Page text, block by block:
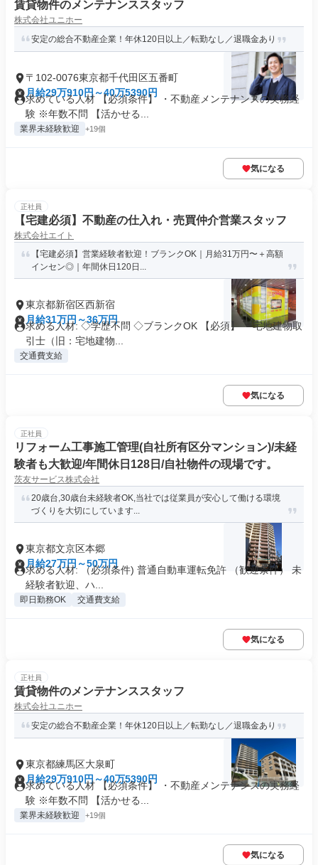
賃貸物件のメンテナンススタッフ
株式会社ユニホー
安定の総合不動産企業！年休120日以上／転勤なし／退職金あり
〒102-0076東京都千代田区五番町
月給29万910円～40万5390円
求めている人材 【必須条件】 ・不動産メンテナンスの実務経
験 ※年数不問 【活かせる...
業界未経験歓迎 +19個
気になる
正社員
【宅建必須】不動産の仕入れ・売買仲介営業スタッフ
株式会社エイト
【宅建必須】営業経験者歓迎！ブランクOK｜月給31万円〜＋高額
インセン◎｜年間休日120日...
東京都新宿区西新宿
月給31万円～36万円
求める人材: ◇学歴不問 ◇ブランクOK 【必須】 ・宅地建物取
引士（旧：宅地建物...
交通費支給
気になる
正社員
リフォーム工事施工管理(自社所有区分マンション)/未経
験者も大歓迎/年間休日128日/自社物件の現場です。
茨友サービス株式会社
20歳台,30歳台未経験者OK,当社では従業員が安心して働ける環境
づくりを大切にしています...
東京都文京区本郷
月給27万円～50万円
求める人材: （必須条件) 普通自動車運転免許 （歓迎条件） 未
経験者歓迎、ハ...
即日勤務OK 交通費支給
気になる
正社員
賃貸物件のメンテナンススタッフ
株式会社ユニホー
安定の総合不動産企業！年休120日以上／転勤なし／退職金あり
東京都練馬区大泉町
月給29万910円～40万5390円
求めている人材 【必須条件】 ・不動産メンテナンスの実務経
験 ※年数不問 【活かせる...
業界未経験歓迎 +19個
気になる